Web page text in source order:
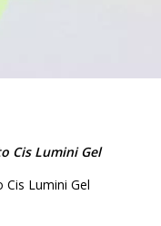
Cis Lumini Gel
Lumini Gel